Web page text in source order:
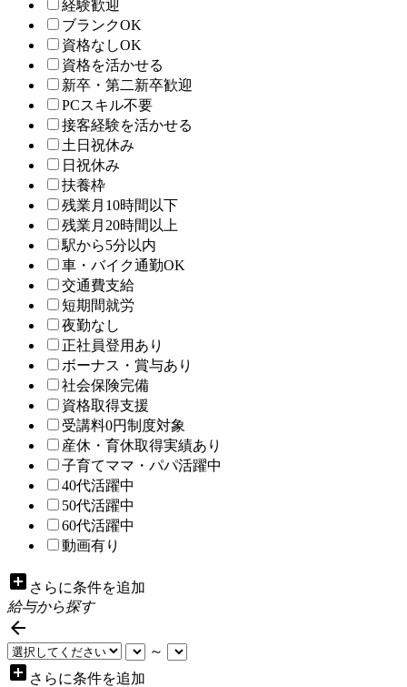
経験歓迎
ブランクOK
資格なしOK
資格を活かせる
新卒・第二新卒歓迎
PCスキル不要
接客経験を活かせる
土日祝休み
日祝休み
扶養枠
残業月10時間以下
残業月20時間以上
駅から5分以内
車・バイク通勤OK
交通費支給
短期間就労
夜勤なし
正社員登用あり
ボーナス・賞与あり
社会保険完備
資格取得支援
受講料0円制度対象
産休・育休取得実績あり
子育てママ・パパ活躍中
40代活躍中
50代活躍中
60代活躍中
動画有り
add_box さらに条件を追加
給与から探す

～
add_box さらに条件を追加